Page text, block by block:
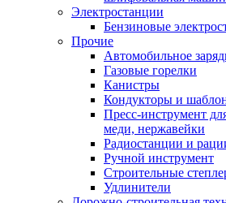
Электростанции
Бензиновые
Прочие
Автомобильное
Газовые горелки
Канистры
Кондукторы и
Пресс-инструмент
меди, нержавейки
Радиостанции и
Ручной инструмент
Строительные
Удлинители